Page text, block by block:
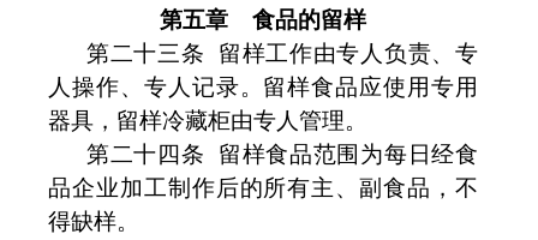
第五章
食品的留样
第二十三条
留样工作由专人负责、专
人操作、专人记录。留样食品应使用专用
器具，留样冷藏柜由专人管理。
第二十四条
留样食品范围为每日经食
品企业加工制作后的所有主、副食品，不
得缺样。